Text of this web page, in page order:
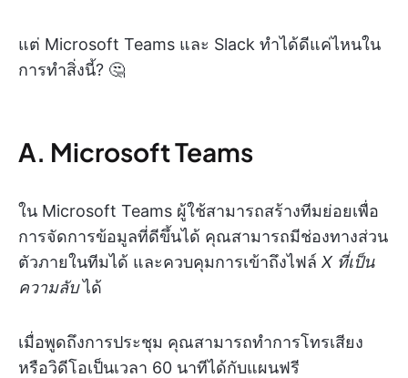
แต่ Microsoft Teams และ Slack ทำได้ดีแค่ไหนใน
การทำสิ่งนี้? 🤔
A. Microsoft Teams
ใน Microsoft Teams ผู้ใช้สามารถสร้างทีมย่อยเพื่อ
การจัดการข้อมูลที่ดีขึ้นได้ คุณสามารถมีช่องทางส่วน
ตัวภายในทีมได้ และควบคุมการเข้าถึงไฟล์ X ที่เป็น
ความลับได้
เมื่อพูดถึงการประชุม คุณสามารถทำการโทรเสียง
หรือวิดีโอเป็นเวลา 60 นาทีได้กับแผนฟรี